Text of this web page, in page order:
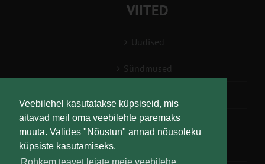
Veebilehel kasutatakse küpsiseid, mis
aitavad meil oma veebilehte paremaks
muuta. Valides "Nõustun" annad nõusoleku
küpsiste kasutamiseks.
VIITED
Uudised
Sündmused
Teabesalv
Liitu uudiskirjaga